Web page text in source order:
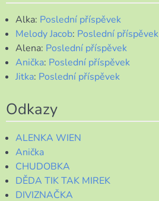
Alka: Poslední příspěvek
Melody Jacob: Poslední příspěvek
Alena: Poslední příspěvek
Anička: Poslední příspěvek
Jitka: Poslední příspěvek
Odkazy
ALENKA WIEN
Anička
CHUDOBKA
DĚDA TIK TAK MIREK
DIVIZNAČKA